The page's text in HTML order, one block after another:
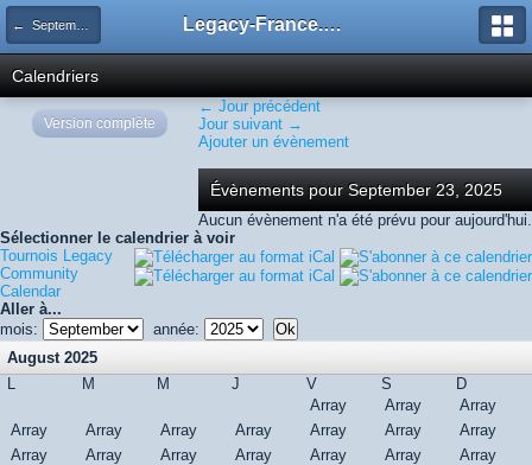
← September 2025 Legacy-France.org - Forum
Calendriers
← Jour précédent
Jour suivant →
Ajouter un évènement
Évènements pour September 23, 2025
Aucun évènement n'a été prévu pour aujourd'hui.
Sélectionner le calendrier à voir
Tournois Legacy
Community
Calendar
Aller à...
mois:
année:
August 2025
L
M M J V S
D
Array
Array
Array
Array
Array Array Array Array Array
Array
Array
Array Array Array Array Array
Array
Version complète